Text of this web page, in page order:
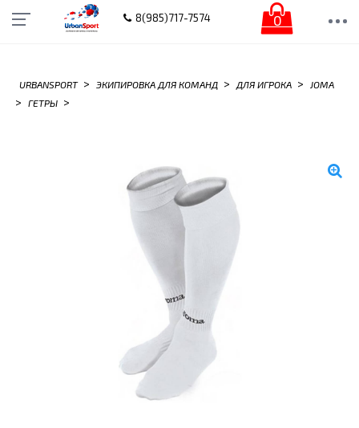
8(985)717-7574 0
URBANSPORT > ЭКИПИРОВКА ДЛЯ КОМАНД > ДЛЯ ИГРОКА > JOMA
> ГЕТРЫ >